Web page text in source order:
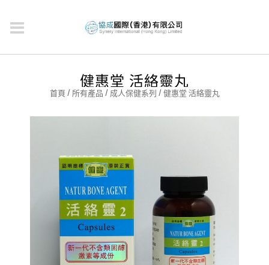
健惠堂 活絡靈丸
首頁 / 所有產品 / 成人保健系列 / 健惠堂 活絡靈丸